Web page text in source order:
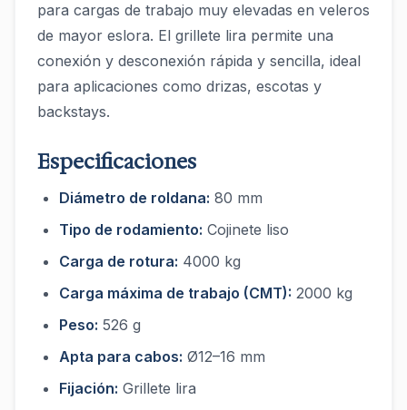
para cargas de trabajo muy elevadas en veleros
de mayor eslora. El grillete lira permite una
conexión y desconexión rápida y sencilla, ideal
para aplicaciones como drizas, escotas y
backstays.
Especificaciones
Diámetro de roldana: 80 mm
Tipo de rodamiento: Cojinete liso
Carga de rotura: 4000 kg
Carga máxima de trabajo (CMT): 2000 kg
Peso: 526 g
Apta para cabos: Ø12–16 mm
Fijación: Grillete lira